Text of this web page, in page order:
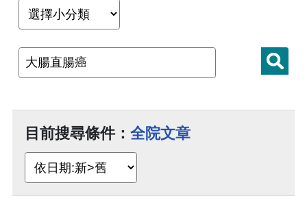
目前搜尋條件： 全院文章